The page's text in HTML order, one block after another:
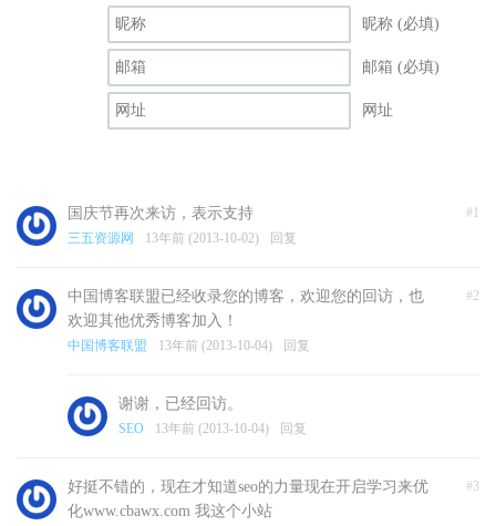
昵称 (必填)
邮箱 (必填)
网址
#1
国庆节再次来访，表示支持
三五资源网 13年前 (2013-10-02) 回复
#2
中国博客联盟已经收录您的博客，欢迎您的回访，也
欢迎其他优秀博客加入！
中国博客联盟 13年前 (2013-10-04) 回复
谢谢，已经回访。
SEO 13年前 (2013-10-04) 回复
#3
好挺不错的，现在才知道seo的力量现在开启学习来优
化www.cbawx.com 我这个小站